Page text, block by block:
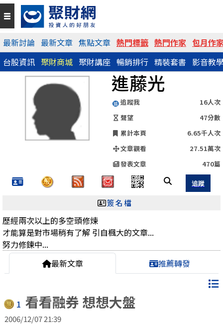
最新討論 最新文章 焦點文章 熱門標籤 熱門作家 包月作
台股資訊 聚財商城 聚財講座 暢銷排行 精裝套書 影音教
進藤光
追蹤我
16人次
聲望
47分數
累計本頁
6.65千人次
文章觀看
27.51萬次
發表文章
470篇
QR Code
https://www.wearn.com/blog.asp?id=18277
分享網址
簽名檔
歷經兩次以上的多空頭修煉
才能算是對市場稍有了解 引自楓大的文章...
努力修鍊中...
最新文章
推薦轉發
1 看看融券 想想大盤
2006/12/07 21:39